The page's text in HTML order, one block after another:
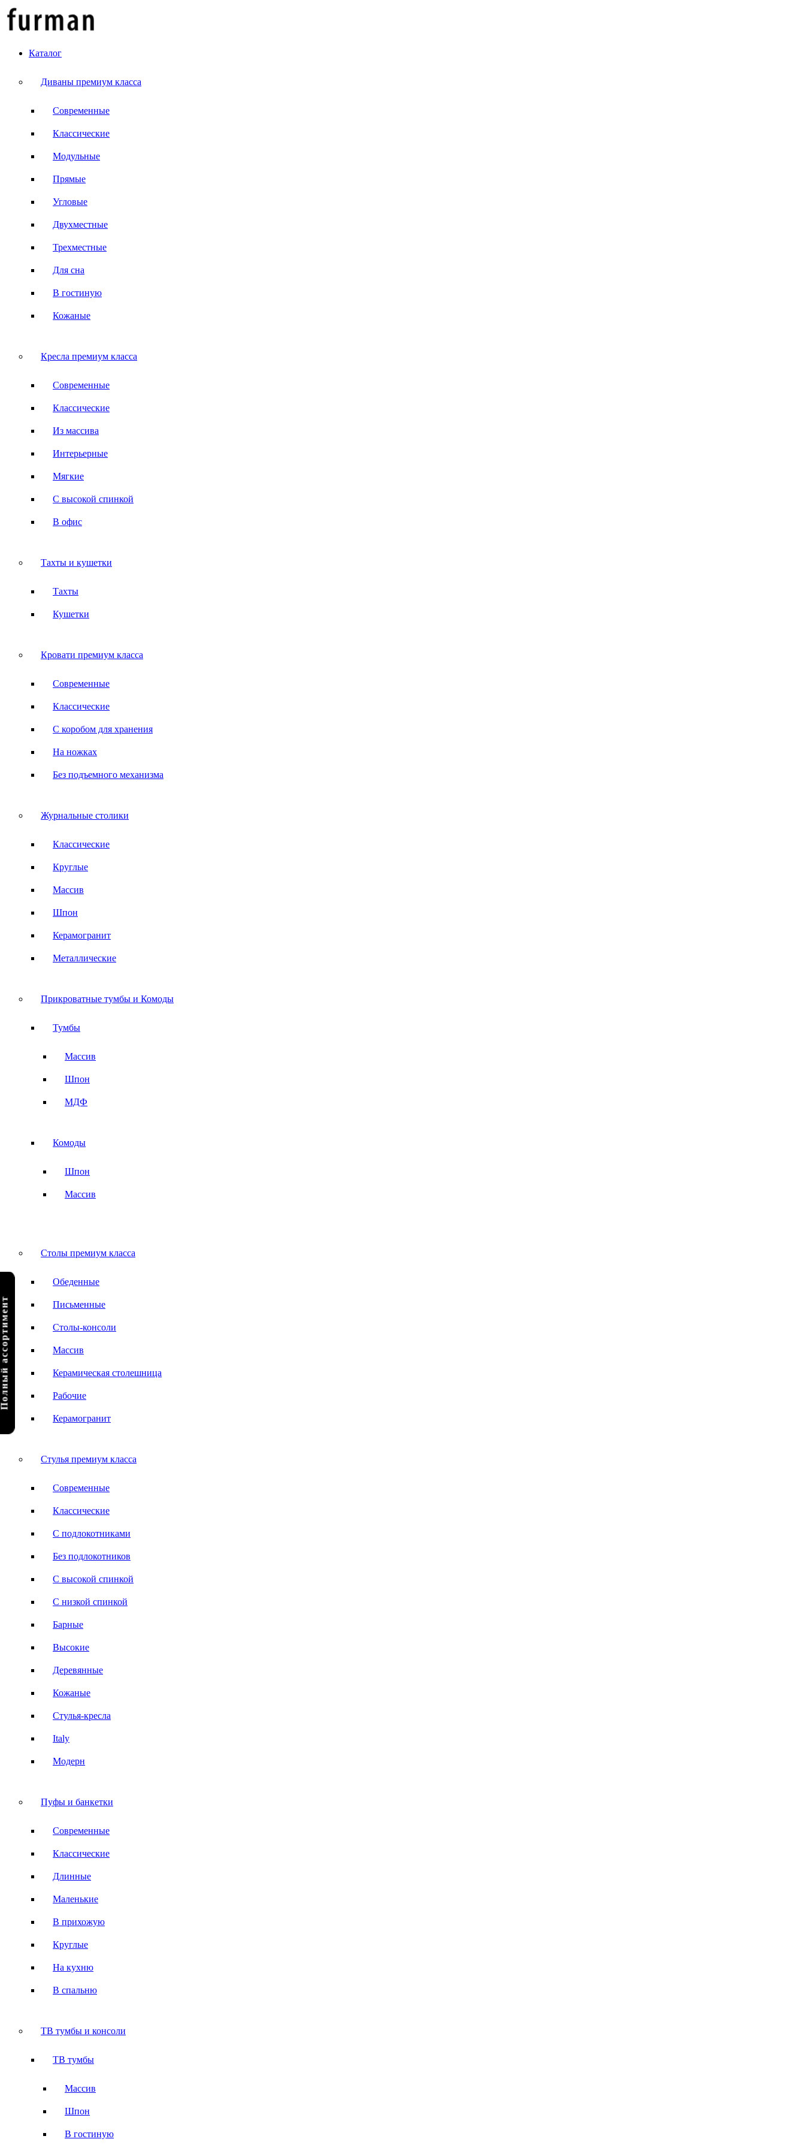
Каталог
Диваны премиум класса
Современные
Классические
Модульные
Прямые
Угловые
Двухместные
Трехместные
Для сна
В гостиную
Кожаные
Кресла премиум класса
Современные
Классические
Из массива
Интерьерные
Мягкие
С высокой спинкой
В офис
Тахты и кушетки
Тахты
Кушетки
Кровати премиум класса
Современные
Классические
С коробом для хранения
На ножках
Без подъемного механизма
Журнальные столики
Классические
Круглые
Массив
Шпон
Керамогранит
Металлические
Прикроватные тумбы и Комоды
Тумбы
Массив
Шпон
МДФ
Комоды
Шпон
Массив
Столы премиум класса
Обеденные
Письменные
Столы-консоли
Массив
Керамическая столешница
Рабочие
Керамогранит
Стулья премиум класса
Современные
Классические
С подлокотниками
Без подлокотников
С высокой спинкой
С низкой спинкой
Барные
Высокие
Деревянные
Кожаные
Стулья-кресла
Italy
Модерн
Пуфы и банкетки
Современные
Классические
Длинные
Маленькие
В прихожую
Круглые
На кухню
В спальню
ТВ тумбы и консоли
ТВ тумбы
Массив
Шпон
В гостиную